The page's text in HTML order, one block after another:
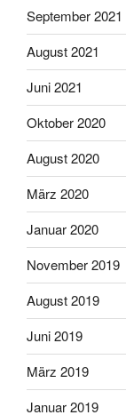
September 2021
August 2021
Juni 2021
Oktober 2020
August 2020
März 2020
Januar 2020
November 2019
August 2019
Juni 2019
März 2019
Januar 2019